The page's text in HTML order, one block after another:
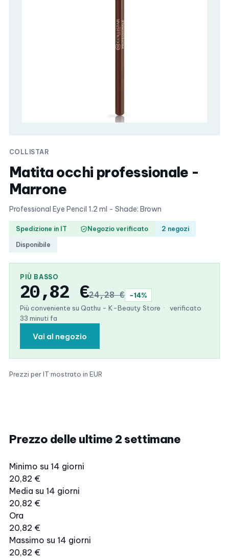
COLLISTAR
Matita occhi professionale -
Marrone
Professional Eye Pencil 1.2 ml - Shade: Brown
Spedizione in IT Negozio verificato
2 negozi
Disponibile
PIÙ BASSO
20,82 €24,28 €
−14%
Più conveniente su Qathu - K-Beauty Store ·
verificato
33 minuti fa
Vai al negozio
Prezzi per IT·mostrato in EUR
Prezzo delle ultime 2 settimane
Minimo su 14 giorni
20,82 €
Media su 14 giorni
20,82 €
Ora
20,82 €
Massimo su 14 giorni
20,82 €